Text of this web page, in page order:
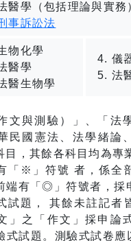
醫學（包括理論與實務
事訴訟法
物化學
醫學
醫生物學
儀
法
文與測驗）」、「法
民國憲法、法學緒論
目，其餘各科目均為專
「※」符號 者，係全
端有「◎」符號者，採
試題， 其餘未註記者
」之「作文」採申論
式試題。測驗式試卷應